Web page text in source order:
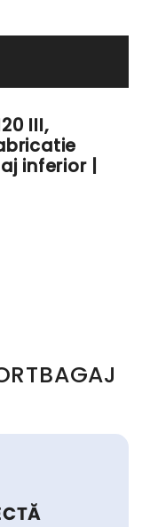
III,
inferior |